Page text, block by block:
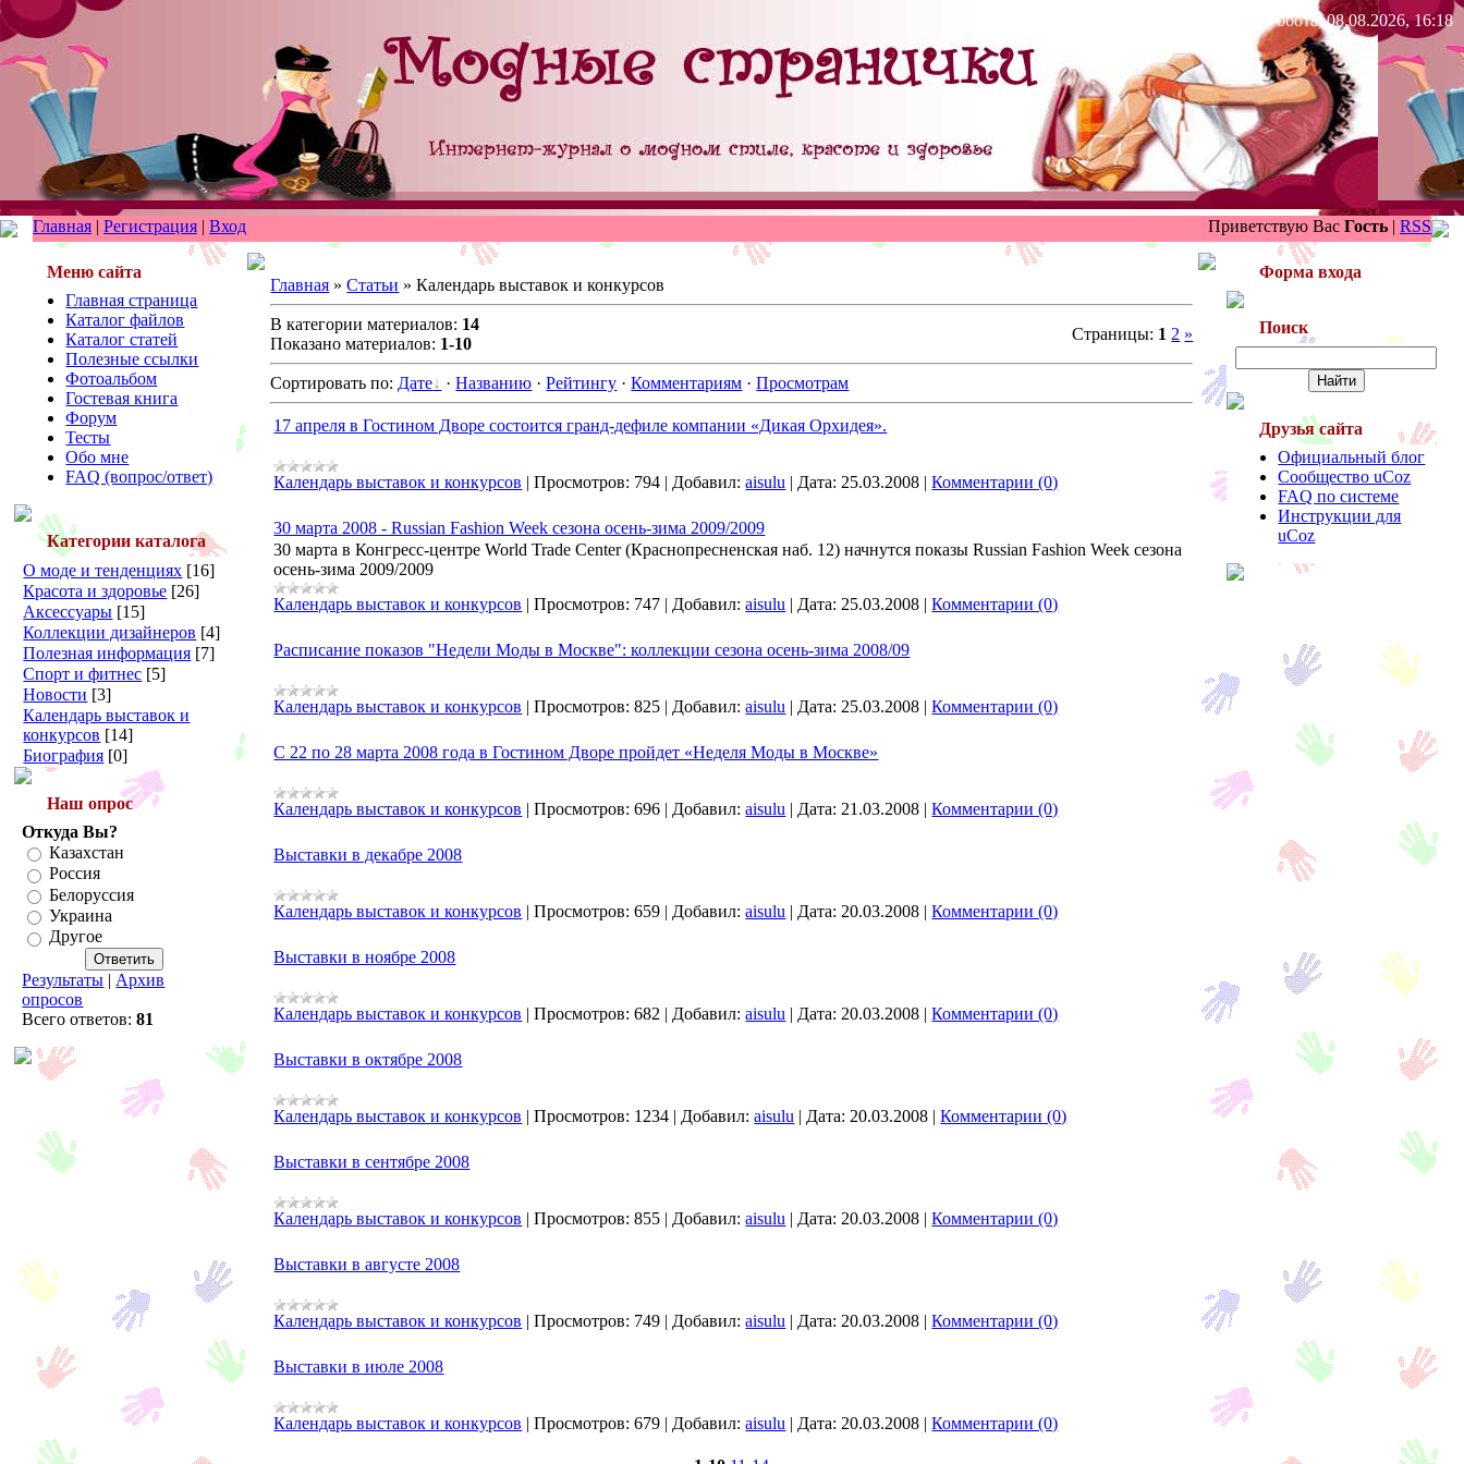
Суббота, 08.08.2026, 16:18
Главная | Регистрация | Вход Приветствую Вас Гость | RSS
Меню сайта
Главная страница
Каталог файлов
Каталог статей
Полезные ссылки
Фотоальбом
Гостевая книга
Форум
Тесты
Обо мне
FAQ (вопрос/ответ)
Категории каталога
О моде и тенденциях [16]
Красота и здоровье [26]
Аксессуары [15]
Коллекции дизайнеров [4]
Полезная информация [7]
Спорт и фитнес [5]
Новости [3]
Календарь выставок и
конкурсов [14]
Биография [0]
Наш опрос
Откуда Вы?
Казахстан
Россия
Белоруссия
Украина
Другое
Результаты | Архив
опросов
Всего ответов:81
Главная »Статьи » Календарь выставок и конкурсов
В категории материалов: 14
Показано материалов: 1-10
Страницы: 1 2 »
Сортировать по: Дате ·Названию ·Рейтингу ·Комментариям ·Просмотрам
17 апреля в Гостином Дворе состоится гранд-дефиле компании «Дикая Орхидея».
Календарь выставок и конкурсов |Просмотров: 794 | Добавил: aisulu | Дата: 25.03.2008 |Комментарии (0)
30 марта 2008 - Russian Fashion Week сезона осень-зима 2009/2009
30 марта в Конгресс-центре World Trade Center (Краснопресненская наб. 12) начнутся показы Russian Fashion Week сезона
осень-зима 2009/2009
Календарь выставок и конкурсов |Просмотров: 747 | Добавил: aisulu | Дата: 25.03.2008 |Комментарии (0)
Расписание показов "Недели Моды в Москве": коллекции сезона осень-зима 2008/09
Календарь выставок и конкурсов |Просмотров: 825 | Добавил: aisulu | Дата: 25.03.2008 |Комментарии (0)
С 22 по 28 марта 2008 года в Гостином Дворе пройдет «Неделя Моды в Москве»
Календарь выставок и конкурсов |Просмотров: 696 | Добавил: aisulu | Дата: 21.03.2008 |Комментарии (0)
Выставки в декабре 2008
Календарь выставок и конкурсов |Просмотров: 659 | Добавил: aisulu | Дата: 20.03.2008 |Комментарии (0)
Выставки в ноябре 2008
Календарь выставок и конкурсов |Просмотров: 682 | Добавил: aisulu | Дата: 20.03.2008 |Комментарии (0)
Выставки в октябре 2008
Календарь выставок и конкурсов |Просмотров: 1234 | Добавил: aisulu | Дата: 20.03.2008 |Комментарии (0)
Выставки в сентябре 2008
Календарь выставок и конкурсов |Просмотров: 855 | Добавил: aisulu | Дата: 20.03.2008 |Комментарии (0)
Выставки в августе 2008
Календарь выставок и конкурсов |Просмотров: 749 | Добавил: aisulu | Дата: 20.03.2008 |Комментарии (0)
Выставки в июле 2008
Календарь выставок и конкурсов |Просмотров: 679 | Добавил: aisulu | Дата: 20.03.2008 |Комментарии (0)
Форма входа
Поиск
Друзья сайта
Официальный блог
Сообщество uCoz
FAQ по системе
Инструкции для
uCoz